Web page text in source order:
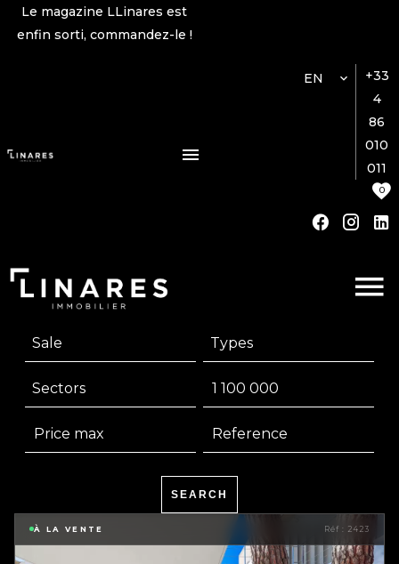
Le magazine LLinares est
enfin sorti, commandez-le !
+33
4
86
010
011
EN
0
Sale Types
Sectors
SEARCH
À LA VENTE Réf : 2423